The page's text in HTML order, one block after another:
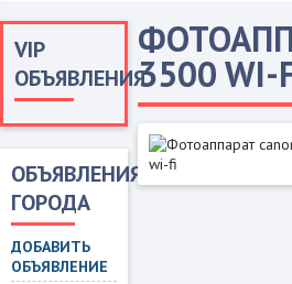
VIP
ОБЪЯВЛЕНИЯ
ОБЪЯВЛЕНИЯ
ГОРОДА
ДОБАВИТЬ
ОБЪЯВЛЕНИЕ
3500 WI-